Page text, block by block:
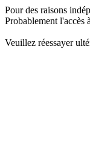
Pour des raisons
Probablement l'accès
Veuillez réessayer